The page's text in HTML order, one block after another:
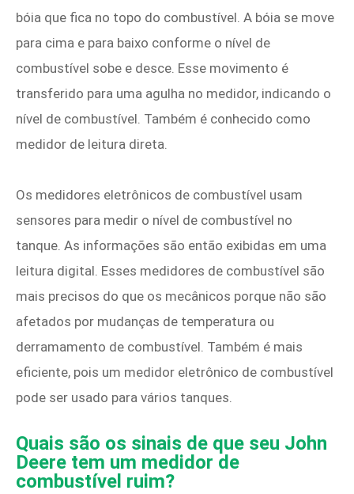
bóia que fica no topo do combustível. A bóia se move
para cima e para baixo conforme o nível de
combustível sobe e desce. Esse movimento é
transferido para uma agulha no medidor, indicando o
nível de combustível. Também é conhecido como
medidor de leitura direta.
Os medidores eletrônicos de combustível usam
sensores para medir o nível de combustível no
tanque. As informações são então exibidas em uma
leitura digital. Esses medidores de combustível são
mais precisos do que os mecânicos porque não são
afetados por mudanças de temperatura ou
derramamento de combustível. Também é mais
eficiente, pois um medidor eletrônico de combustível
pode ser usado para vários tanques.
Quais são os sinais de que seu John
Deere tem um medidor de
combustível ruim?